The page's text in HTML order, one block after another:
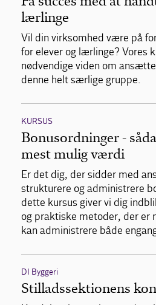
lærlinge
Vil din virksomhed være på
for elever og lærlinge? Vores
nødvendige viden om
denne helt særlige gruppe.
KURSUS
Bonusordninger -
mest mulig værdi
Er det dig, der sidder med
strukturere og administrere
dette kursus giver vi dig
og praktiske metoder, der er
kan administrere både
DI Byggeri
Stilladssektionens